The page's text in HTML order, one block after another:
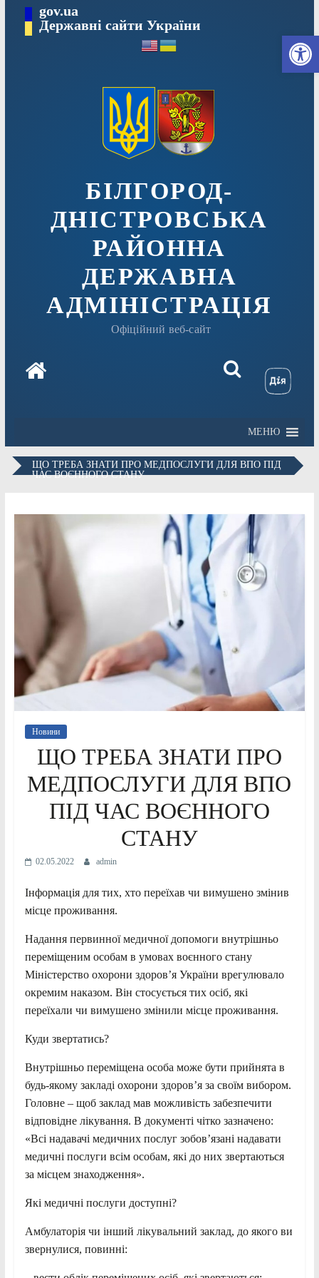
вмісту
gov.ua
Державні сайти України
БІЛГОРОД-
ДНІСТРОВСЬКА
РАЙОННА
ДЕРЖАВНА
АДМІНІСТРАЦІЯ
Офіційний веб-сайт
МЕНЮ
ЩО ТРЕБА ЗНАТИ ПРО МЕДПОСЛУГИ ДЛЯ ВПО ПІД
ЧАС ВОЄННОГО СТАНУ
Новини
ЩО ТРЕБА ЗНАТИ ПРО
МЕДПОСЛУГИ ДЛЯ ВПО
ПІД ЧАС ВОЄННОГО
СТАНУ
02.05.2022 admin
Інформація для тих, хто переїхав чи вимушено змінив
місце проживання.
Надання первинної медичної допомоги внутрішньо
переміщеним особам в умовах воєнного стану
Міністерство охорони здоров’я України врегулювало
окремим наказом. Він стосується тих осіб, які
переїхали чи вимушено змінили місце проживання.
Куди звертатись?
Внутрішньо переміщена особа може бути прийнята в
будь-якому закладі охорони здоров’я за своїм вибором.
Головне – щоб заклад мав можливість забезпечити
відповідне лікування. В документі чітко зазначено:
«Всі надавачі медичних послуг зобов’язані надавати
медичні послуги всім особам, які до них звертаються
за місцем знаходження».
Які медичні послуги доступні?
Амбулаторія чи інший лікувальний заклад, до якого ви
звернулися, повинні: